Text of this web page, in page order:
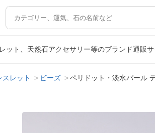
ット、天然石アクセサリー等のブランド通販サ
スレット ビーズ ペリドット・淡水パール